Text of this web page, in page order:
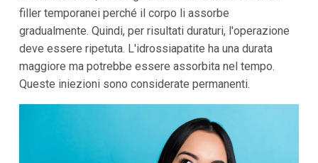
filler temporanei perché il corpo li assorbe
gradualmente. Quindi, per risultati duraturi, l'operazione
deve essere ripetuta. L'idrossiapatite ha una durata
maggiore ma potrebbe essere assorbita nel tempo.
Queste iniezioni sono considerate permanenti.